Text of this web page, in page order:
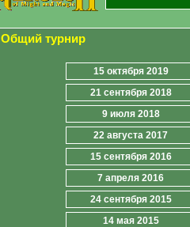
Общий турнир
15 октября 2019
21 сентября 2018
9 июля 2018
22 августа 2017
15 сентября 2016
7 апреля 2016
24 сентября 2015
14 мая 2015